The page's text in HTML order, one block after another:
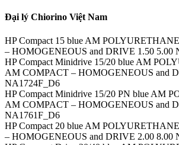
Đại lý Chiorino Việt Nam
HP Compact 15 blue AM
– HOMOGENEOUS and DRIVE 1.50 5.00
HP Compact Minidrive 15/20 blue AM
AM COMPACT – HOMOGENEOUS and
NA1724F_D6
HP Compact Minidrive 15/20 PN blue AM
AM COMPACT – HOMOGENEOUS and
NA1761F_D6
HP Compact 20 blue AM
– HOMOGENEOUS and DRIVE 2.00 8.00